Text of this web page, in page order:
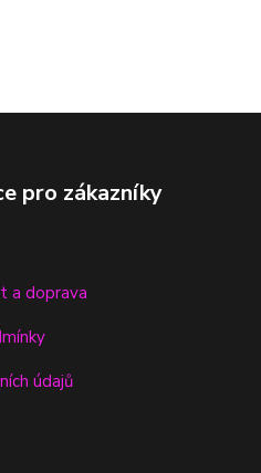
pro zákazníky
a doprava
údajů